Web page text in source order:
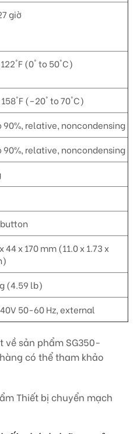
giờ
(0° to 50°C)
(–20° to 70°C)
90%, relative, noncondensing
90%, relative, noncondensing
44 x 170 mm (11.0 x 1.73 x
(4.59 lb)
50-60 Hz, external
sản phẩm SG350-
có thể tham khảo
Thiết bị chuyển mạch